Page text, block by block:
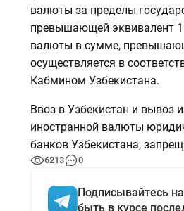
валюты за пределы
превышающей эквивалент
валюты в сумме,
осуществляется в
Кабмином Узбекистана.
Ввоз в Узбекистан и вывоз
иностранной валюты
банков Узбекистана,
6213 0
Подписывайтесь
быть в курсе